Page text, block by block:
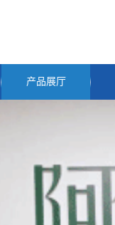
产品展厅